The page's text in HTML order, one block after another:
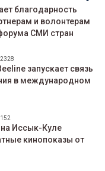
благодарность
и волонтерам
СМИ стран
2328
запускает связь
в международном
152
Иссык-Куле
кинопоказы от